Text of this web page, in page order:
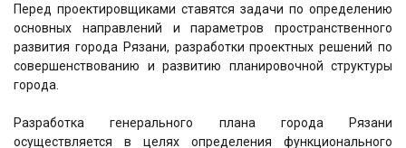
Перед проектировщиками ставятся задачи по определению
основных направлений и параметров пространственного
развития города Рязани, разработки проектных решений по
совершенствованию и развитию планировочной структуры
города.
Разработка генерального плана города Рязани
осуществляется в целях определения функционального